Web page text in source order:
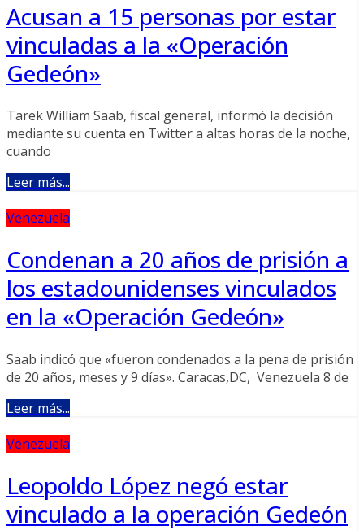
Acusan a 15 personas por estar
vinculadas a la «Operación
Gedeón»
Tarek William Saab, fiscal general, informó la decisión
mediante su cuenta en Twitter a altas horas de la noche,
cuando
Leer más...
Venezuela
Condenan a 20 años de prisión a
los estadounidenses vinculados
en la «Operación Gedeón»
Saab indicó que «fueron condenados a la pena de prisión
de 20 años, meses y 9 días». Caracas,DC, Venezuela 8 de
Leer más...
Venezuela
Leopoldo López negó estar
vinculado a la operación Gedeón